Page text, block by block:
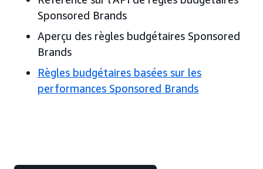
Sponsored Brands
Aperçu des règles budgétaires Sponsored
Brands
Règles budgétaires basées sur les
performances Sponsored Brands